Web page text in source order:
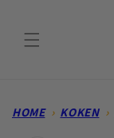
content
HOME› KOKEN›